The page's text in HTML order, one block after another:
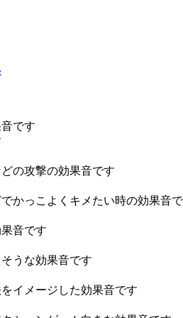
です
の攻撃の効果音です
かっこよくキメたい時の効果音
音です
うな効果音です
イメージした効果音です